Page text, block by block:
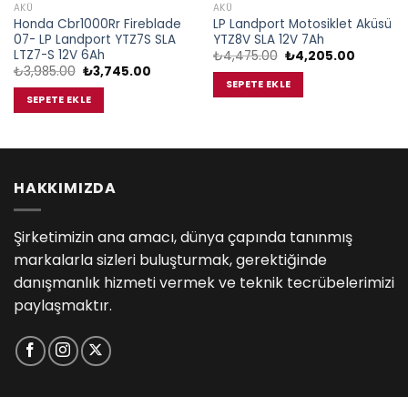
AKÜ
Honda Cbr1000Rr Fireblade
07- LP Landport YTZ7S SLA
LTZ7-S 12V 6Ah
₺3,985.00 Orijinal
fiyat:
₺3,985.00.
₺3,745.00Şu
SEPETE EKLE
AKÜ
LP Landport Motosiklet Aküsü
YTZ8V SLA 12V 7Ah
₺4,475.00 Orijinal
fiyat:
₺4,475.00.
₺4,205.00Şu
SEPETE EKLE
HAKKIMIZDA
Şirketimizin ana amacı, dünya çapında tanınmış
markalarla sizleri buluşturmak, gerektiğinde
danışmanlık hizmeti vermek ve teknik tecrübelerimizi
paylaşmaktır.